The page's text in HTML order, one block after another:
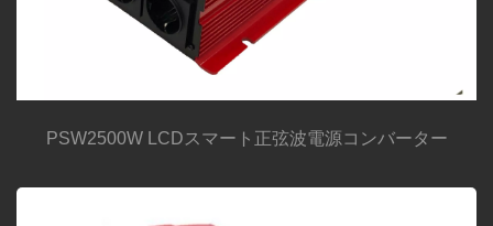
PSW2500W LCDスマート正弦波電源コンバーター